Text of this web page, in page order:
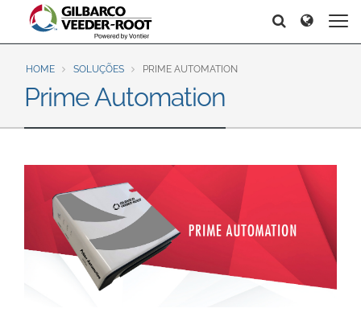
North America
United States
Canada
Latin America
Português
English
Europe & CIS
English
Dansk
Deutsch
Français
Srpski
Suomi
Svenska
Middle East and Africa
India
Search
Search Search
HOME SOLUÇÕES PRIME AUTOMATION
Prime Automation